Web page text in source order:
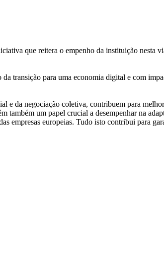
que reitera o empenho da instituição nesta
transição para uma economia digital e com
e da negociação coletiva, contribuem para
também um papel crucial a desempenhar na
empresas europeias. Tudo isto contribui para